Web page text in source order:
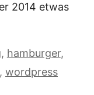
2014 etwas
, hamburger,
, wordpress